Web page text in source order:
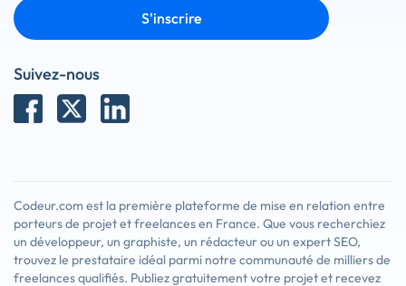
S'inscrire
Suivez-nous
Codeur.com est la première plateforme de mise en relation entre
porteurs de projet et freelances en France. Que vous recherchiez
un développeur, un graphiste, un rédacteur ou un expert SEO,
trouvez le prestataire idéal parmi notre communauté de milliers de
freelances qualifiés. Publiez gratuitement votre projet et recevez